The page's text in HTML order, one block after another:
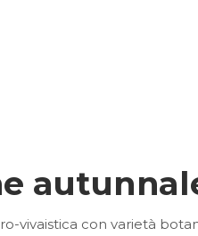
vivaistica con varietà